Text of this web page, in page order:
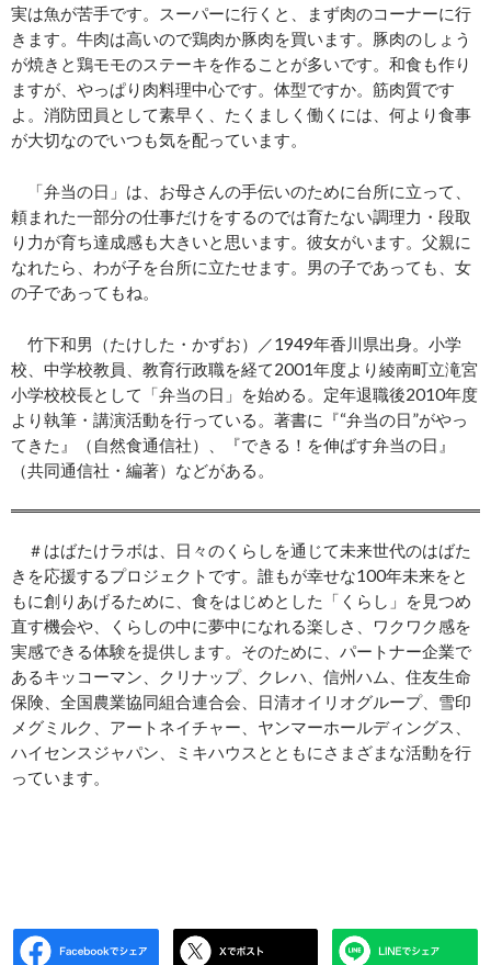
実は魚が苦手です。スーパーに行くと、まず肉のコーナーに行
きます。牛肉は高いので鶏肉か豚肉を買います。豚肉のしょう
が焼きと鶏モモのステーキを作ることが多いです。和食も作り
ますが、やっぱり肉料理中心です。体型ですか。筋肉質です
よ。消防団員として素早く、たくましく働くには、何より食事
が大切なのでいつも気を配っています。
「弁当の日」は、お母さんの手伝いのために台所に立って、
頼まれた一部分の仕事だけをするのでは育たない調理力・段取
り力が育ち達成感も大きいと思います。彼女がいます。父親に
なれたら、わが子を台所に立たせます。男の子であっても、女
の子であってもね。
竹下和男（たけした・かずお）／1949年香川県出身。小学
校、中学校教員、教育行政職を経て2001年度より綾南町立滝宮
小学校校長として「弁当の日」を始める。定年退職後2010年度
より執筆・講演活動を行っている。著書に『“弁当の日”がやっ
てきた』（自然食通信社）、『できる！を伸ばす弁当の日』
（共同通信社・編著）などがある。
＃はばたけラボは、日々のくらしを通じて未来世代のはばた
きを応援するプロジェクトです。誰もが幸せな100年未来をと
もに創りあげるために、食をはじめとした「くらし」を見つめ
直す機会や、くらしの中に夢中になれる楽しさ、ワクワク感を
実感できる体験を提供します。そのために、パートナー企業で
あるキッコーマン、クリナップ、クレハ、信州ハム、住友生命
保険、全国農業協同組合連合会、日清オイリオグループ、雪印
メグミルク、アートネイチャー、ヤンマーホールディングス、
ハイセンスジャパン、ミキハウスとともにさまざまな活動を行
っています。